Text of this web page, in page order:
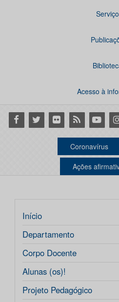
Acesso à
Facebook
Twitter Flickr RSS Youtube
Coronavírus
Ações
Início
Departamento
Corpo Docente
Alunas (os)!
Projeto Pedagógico